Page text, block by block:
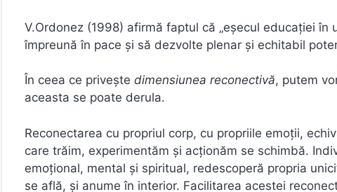
V.Ordonez (1998) afirmă faptul că „eşecul educaţiei
împreună în pace şi să dezvolte plenar şi echitabil
În ceea ce privește dimensiunea reconectivă, putem
aceasta se poate derula.
Reconectarea cu propriul corp, cu propriile emoţii,
care trăim, experimentăm şi acţionăm se schimbă.
emoţional, mental şi spiritual, redescoperă propria
se află, şi anume în interior. Facilitarea acestei